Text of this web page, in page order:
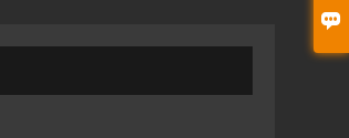
